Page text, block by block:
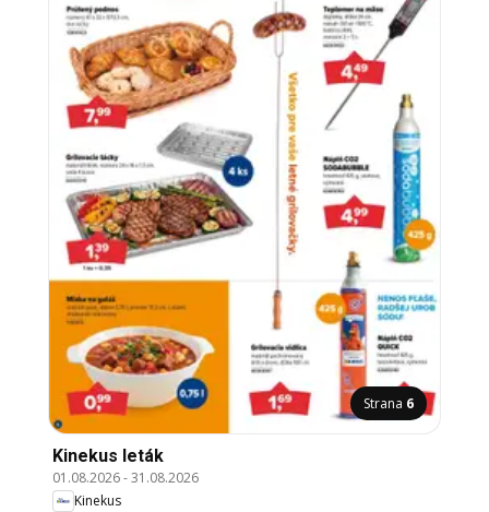
Strana 6
Kinekus leták
01.08.2026-31.08.2026
Kinekus